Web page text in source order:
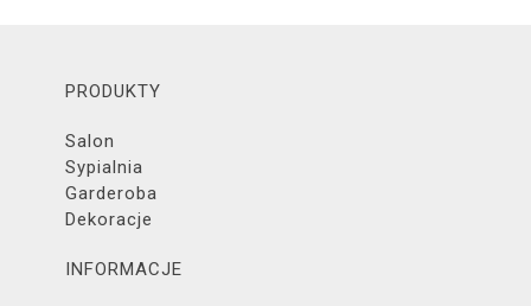
PRODUKTY
Salon
Sypialnia
Garderoba
Dekoracje
INFORMACJE